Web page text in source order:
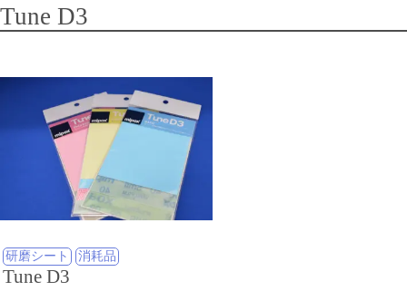
Tune D3
研磨シート 消耗品
Tune D3